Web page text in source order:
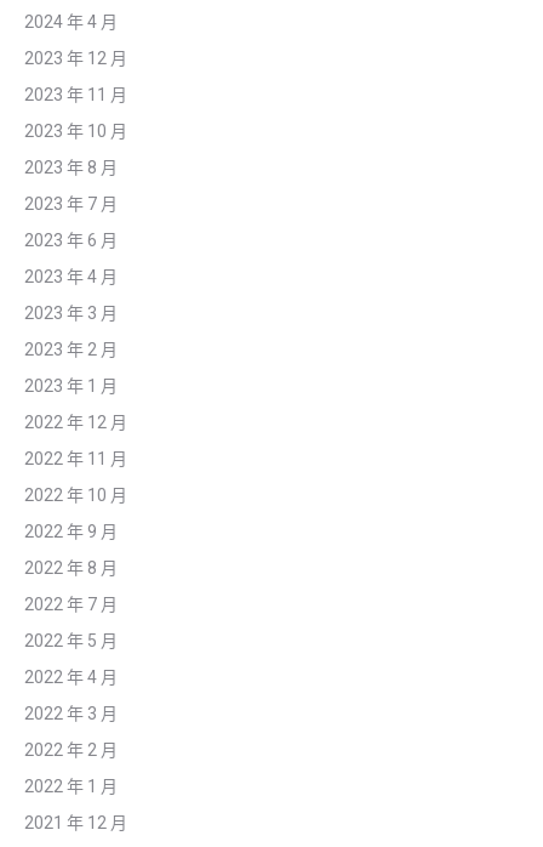
2024 年 4 月
2023 年 12 月
2023 年 11 月
2023 年 10 月
2023 年 8 月
2023 年 7 月
2023 年 6 月
2023 年 4 月
2023 年 3 月
2023 年 2 月
2023 年 1 月
2022 年 12 月
2022 年 11 月
2022 年 10 月
2022 年 9 月
2022 年 8 月
2022 年 7 月
2022 年 5 月
2022 年 4 月
2022 年 3 月
2022 年 2 月
2022 年 1 月
2021 年 12 月